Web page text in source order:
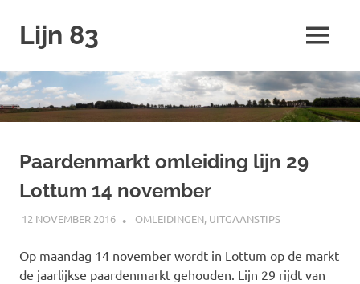
naar
inhoud
Lijn 83 MENU
Paardenmarkt omleiding lijn 29
Lottum 14 november
12 NOVEMBER 2016 JOHAN
OMLEIDINGEN, UITGAANSTIPS
Op maandag 14 november wordt in Lottum op de markt
de jaarlijkse paardenmarkt gehouden. Lijn 29 rijdt van